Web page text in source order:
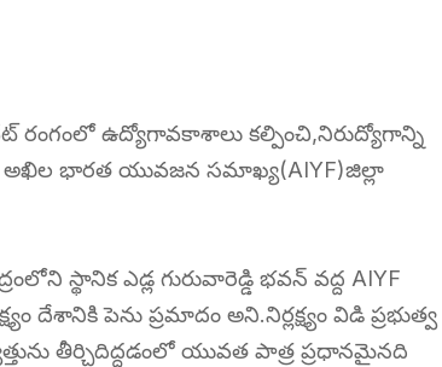
రంగంలో ఉద్యోగావకాశాలు కల్పించి,నిరుద్యోగాన్ని
అఖిల భారత యువజన సమాఖ్య(AIYF)జిల్లా
స్థానిక ఎడ్ల గురువారెడ్డి భవన్ వద్ద AIYF
పెను ప్రమాదం అని.నిర్లక్ష్యం విడి ప్రభుత్వ
తీర్చిదిద్దడంలో యువత పాత్ర ప్రధానమైనది